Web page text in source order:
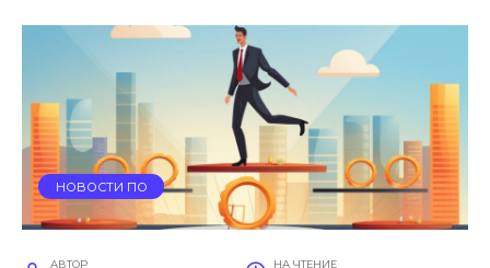
НОВОСТИ ПО
АВТОР НА ЧТЕНИЕ